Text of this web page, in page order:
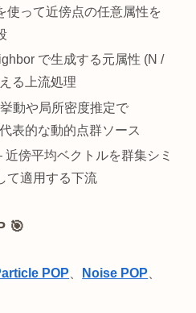
使って近傍点の任意属性を
で生成する元属性 (N /
る上流処理
動や局所密度推定で
表的な動的点群ソース
傍平均ベクトルを群集シミ
て適用する下流
🎯
POP Noise POP